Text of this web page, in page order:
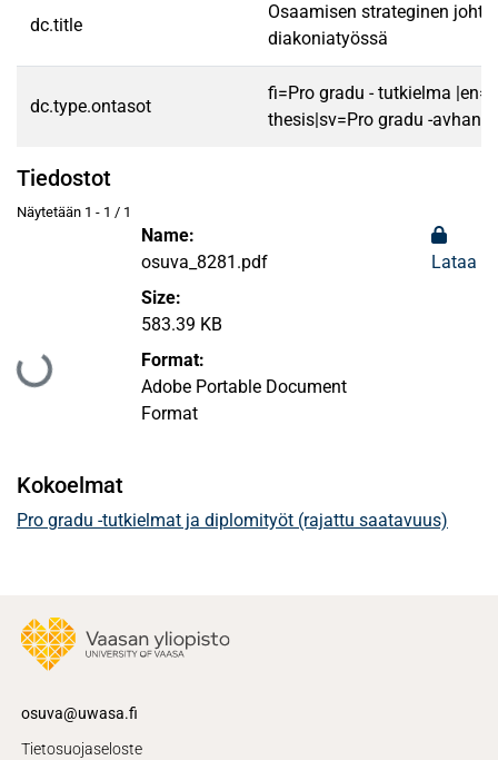
dc.title
Osaamisen strateginen
diakoniatyössä
dc.type.ontasot
fi=Pro gradu - tutkielma
thesis|sv=Pro gradu -
Tiedostot
Näytetään 1 - 1 / 1
Ladataan...
Name:
osuva_8281.pdf
Size:
583.39 KB
Format:
Adobe Portable Document
Format
Lataa
Kokoelmat
Pro gradu -tutkielmat ja diplomityöt (rajattu saatavuus)
osuva@uwasa.fi
Tietosuojaseloste